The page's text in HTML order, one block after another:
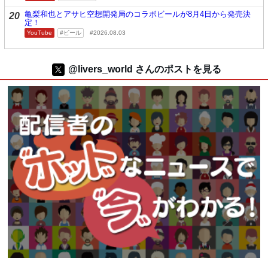
20 亀梨和也とアサヒ空想開発局のコラボビールが8月4日から発売決
定！
YouTube ビール 2026.08.03
@livers_world さんのポストを見る